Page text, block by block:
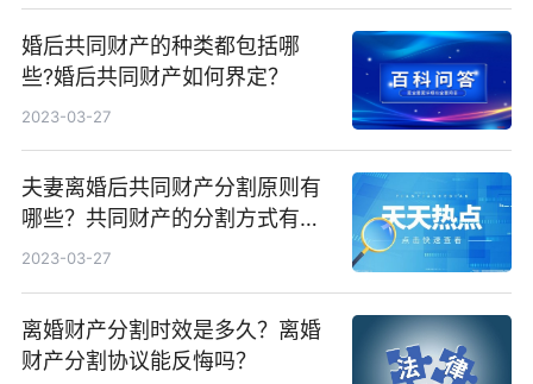
婚后共同财产的种类都包括哪
些?婚后共同财产如何界定？
2023-03-27
夫妻离婚后共同财产分割原则有
哪些？共同财产的分割方式有哪
些?
2023-03-27
离婚财产分割时效是多久？离婚
财产分割协议能反悔吗？